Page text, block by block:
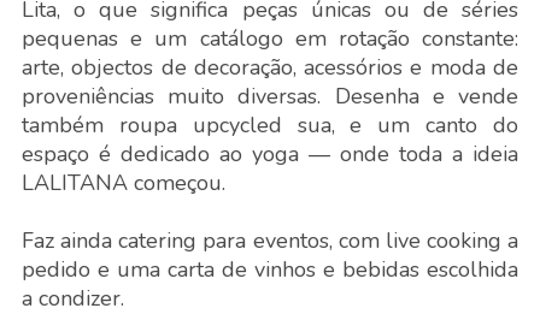
Lita, o que significa peças únicas ou de séries
pequenas e um catálogo em rotação constante:
arte, objectos de decoração, acessórios e moda de
proveniências muito diversas. Desenha e vende
também roupa upcycled sua, e um canto do
espaço é dedicado ao yoga — onde toda a ideia
LALITANA começou.
Faz ainda catering para eventos, com live cooking a
pedido e uma carta de vinhos e bebidas escolhida
a condizer.